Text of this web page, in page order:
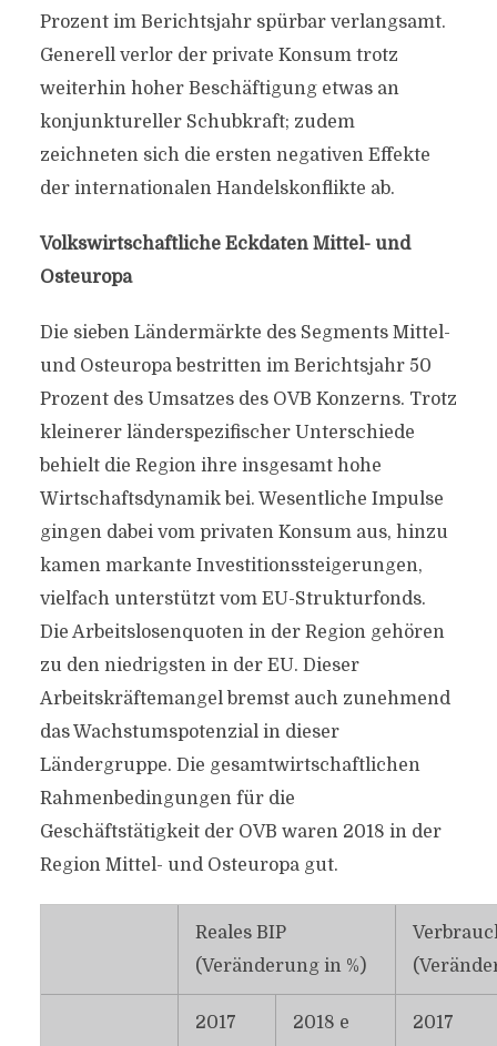
Prozent im Berichtsjahr spürbar verlangsamt.
Generell verlor der private Konsum trotz
weiterhin hoher Beschäftigung etwas an
konjunktureller Schubkraft; zudem
zeichneten sich die ersten negativen Effekte
der internationalen Handelskonflikte ab.
Volkswirtschaftliche Eckdaten Mittel- und
Osteuropa
Die sieben Ländermärkte des Segments Mittel-
und Osteuropa bestritten im Berichtsjahr 50
Prozent des Umsatzes des OVB Konzerns. Trotz
kleinerer länderspezifischer Unterschiede
behielt die Region ihre insgesamt hohe
Wirtschaftsdynamik bei. Wesentliche Impulse
gingen dabei vom privaten Konsum aus, hinzu
kamen markante Investitionssteigerungen,
vielfach unterstützt vom EU-Strukturfonds.
Die Arbeitslosenquoten in der Region gehören
zu den niedrigsten in der EU. Dieser
Arbeitskräftemangel bremst auch zunehmend
das Wachstumspotenzial in dieser
Ländergruppe. Die gesamtwirtschaftlichen
Rahmenbedingungen für die
Geschäftstätigkeit der OVB waren 2018 in der
Region Mittel- und Osteuropa gut.
Reales BIP
(Veränderung in %)
2017 2018 e 2017